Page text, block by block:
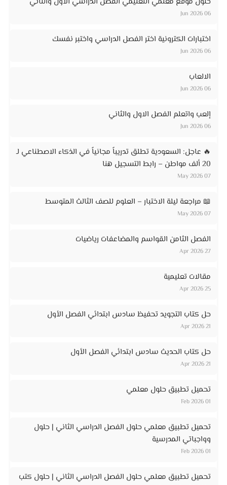
06 Jun 2026
اختبارات الكترونية اختر الفصل الدراسي واختبر نفسك
06 Jun 2026
الالعاب
06 Jun 2026
إلعب واتعلم الفصل الاول والثاني
06 Jun 2026
🔥 عاجل: السعودية تطلق تدريباً مجانياً في الذكاء الاصطناعي لـ
20 ألف مواطن – رابط التسجيل هنا
07 May 2026
📖 مراجعة ليلة الاختبار – العلوم للصف الثالث المتوسط
07 May 2026
الفصل الثامن القواسم والمضاعفات رياضيات
27 Apr 2026
مقالات تعليمية
25 Apr 2026
حل كتاب التجويد تحفيظ سادس ابتدائي الفصل الأول
21 Apr 2026
حل كتاب الحديث سادس ابتدائي الفصل الأول
21 Apr 2026
تحميل تطبيق حلول معلمي
01 Feb 2026
تحميل تطبيق معلمي حلول الفصل الدراسي الثاني | حلول
وواجباتي المدرسية
01 Feb 2026
تحميل تطبيق معلمي حلول الفصل الدراسي الثاني | حلول كتب